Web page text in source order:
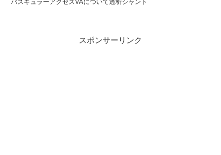
バスキュラーアクセスVAについて透析シャント
スポンサーリンク